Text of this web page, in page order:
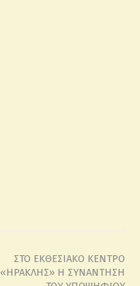
ΣΤΟ ΕΚΘΕΣΙΑΚΟ ΚΕΝΤΡΟ
«ΗΡΑΚΛΗΣ» Η ΣΥΝΑΝΤΗΣΗ